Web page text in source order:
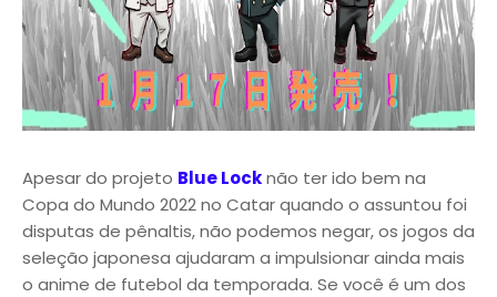
Apesar do projeto Blue Locknão ter ido bem na
Copa do Mundo 2022 no Catar quando o assuntou foi
disputas de pênaltis, não podemos negar, os jogos da
seleção japonesa ajudaram a impulsionar ainda mais
o anime de futebol da temporada. Se você é um dos